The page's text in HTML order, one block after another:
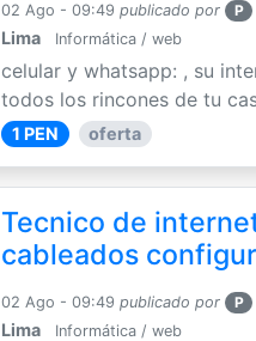
02 Ago - 09:49 publicado por P
Lima Informática / web
celular y whatsapp: , su
todos los rincones de tu
1 PEN oferta
Tecnico de
cableados
02 Ago - 09:49 publicado por P
Lima Informática / web